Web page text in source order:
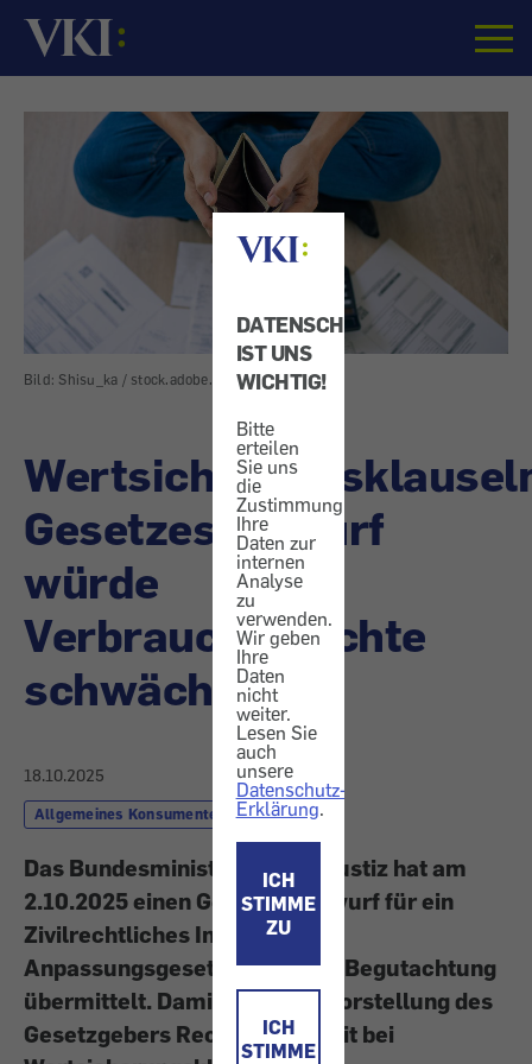
DATENSCHUTZ
IST UNS
WICHTIG!
Bitte
erteilen
Sie uns
die
Zustimmung,
Ihre
Daten zur
internen
Analyse
zu
verwenden.
Wir geben
Ihre
Daten
nicht
weiter.
Lesen Sie
auch
unsere
Datenschutz-
Erklärung.
ICH
STIMME
ZU
ICH
STIMME
Startseite
Bild: Shisu_ka / stock.adobe.com
Gesetzesentwurf
würde
Verbraucherrechte
schwächen
18.10.2025
Allgemeines Konsumentenrecht
Das Bundesministerium für Justiz hat am
2.10.2025 einen Gesetzesentwurf für ein
Zivilrechtliches Indexierungs-
Anpassungsgesetz (ZIAG) zur Begutachtung
übermittelt. Damit soll nach Vorstellung des
Gesetzgebers Rechtssicherheit bei